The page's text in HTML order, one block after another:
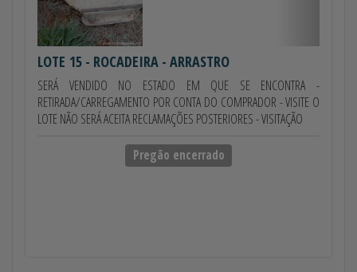
LOTE 15 - ROCADEIRA - ARRASTRO
SERÁ VENDIDO NO ESTADO EM QUE SE ENCONTRA -
RETIRADA/CARREGAMENTO POR CONTA DO COMPRADOR - VISITE O
LOTE NÃO SERÁ ACEITA RECLAMAÇÕES POSTERIORES - VISITAÇÃO
Pregão encerrado